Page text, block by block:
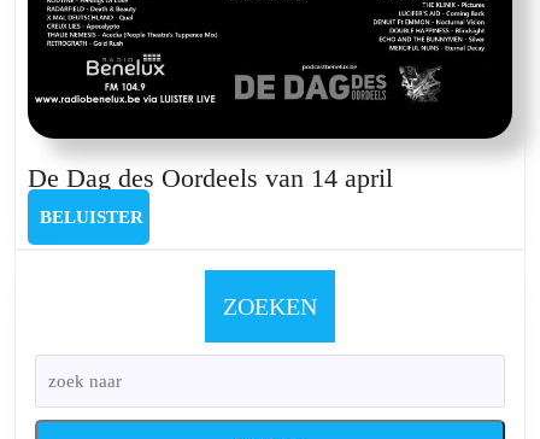
De Dag des Oordeels van 14 april
april
BELUISTER
ZOEKEN